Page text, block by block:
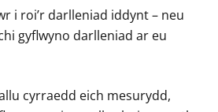
i roi’r darlleniad iddynt – neu
gyflwyno darlleniad ar eu
cyrraedd eich mesurydd,